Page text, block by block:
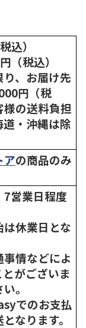
込）
（税込）
、お届け先
円（税
の送料負担
・沖縄は除
アの商品のみ
営業日程度
休業日とな
情などによ
がございま
。
でのお支払
なります。